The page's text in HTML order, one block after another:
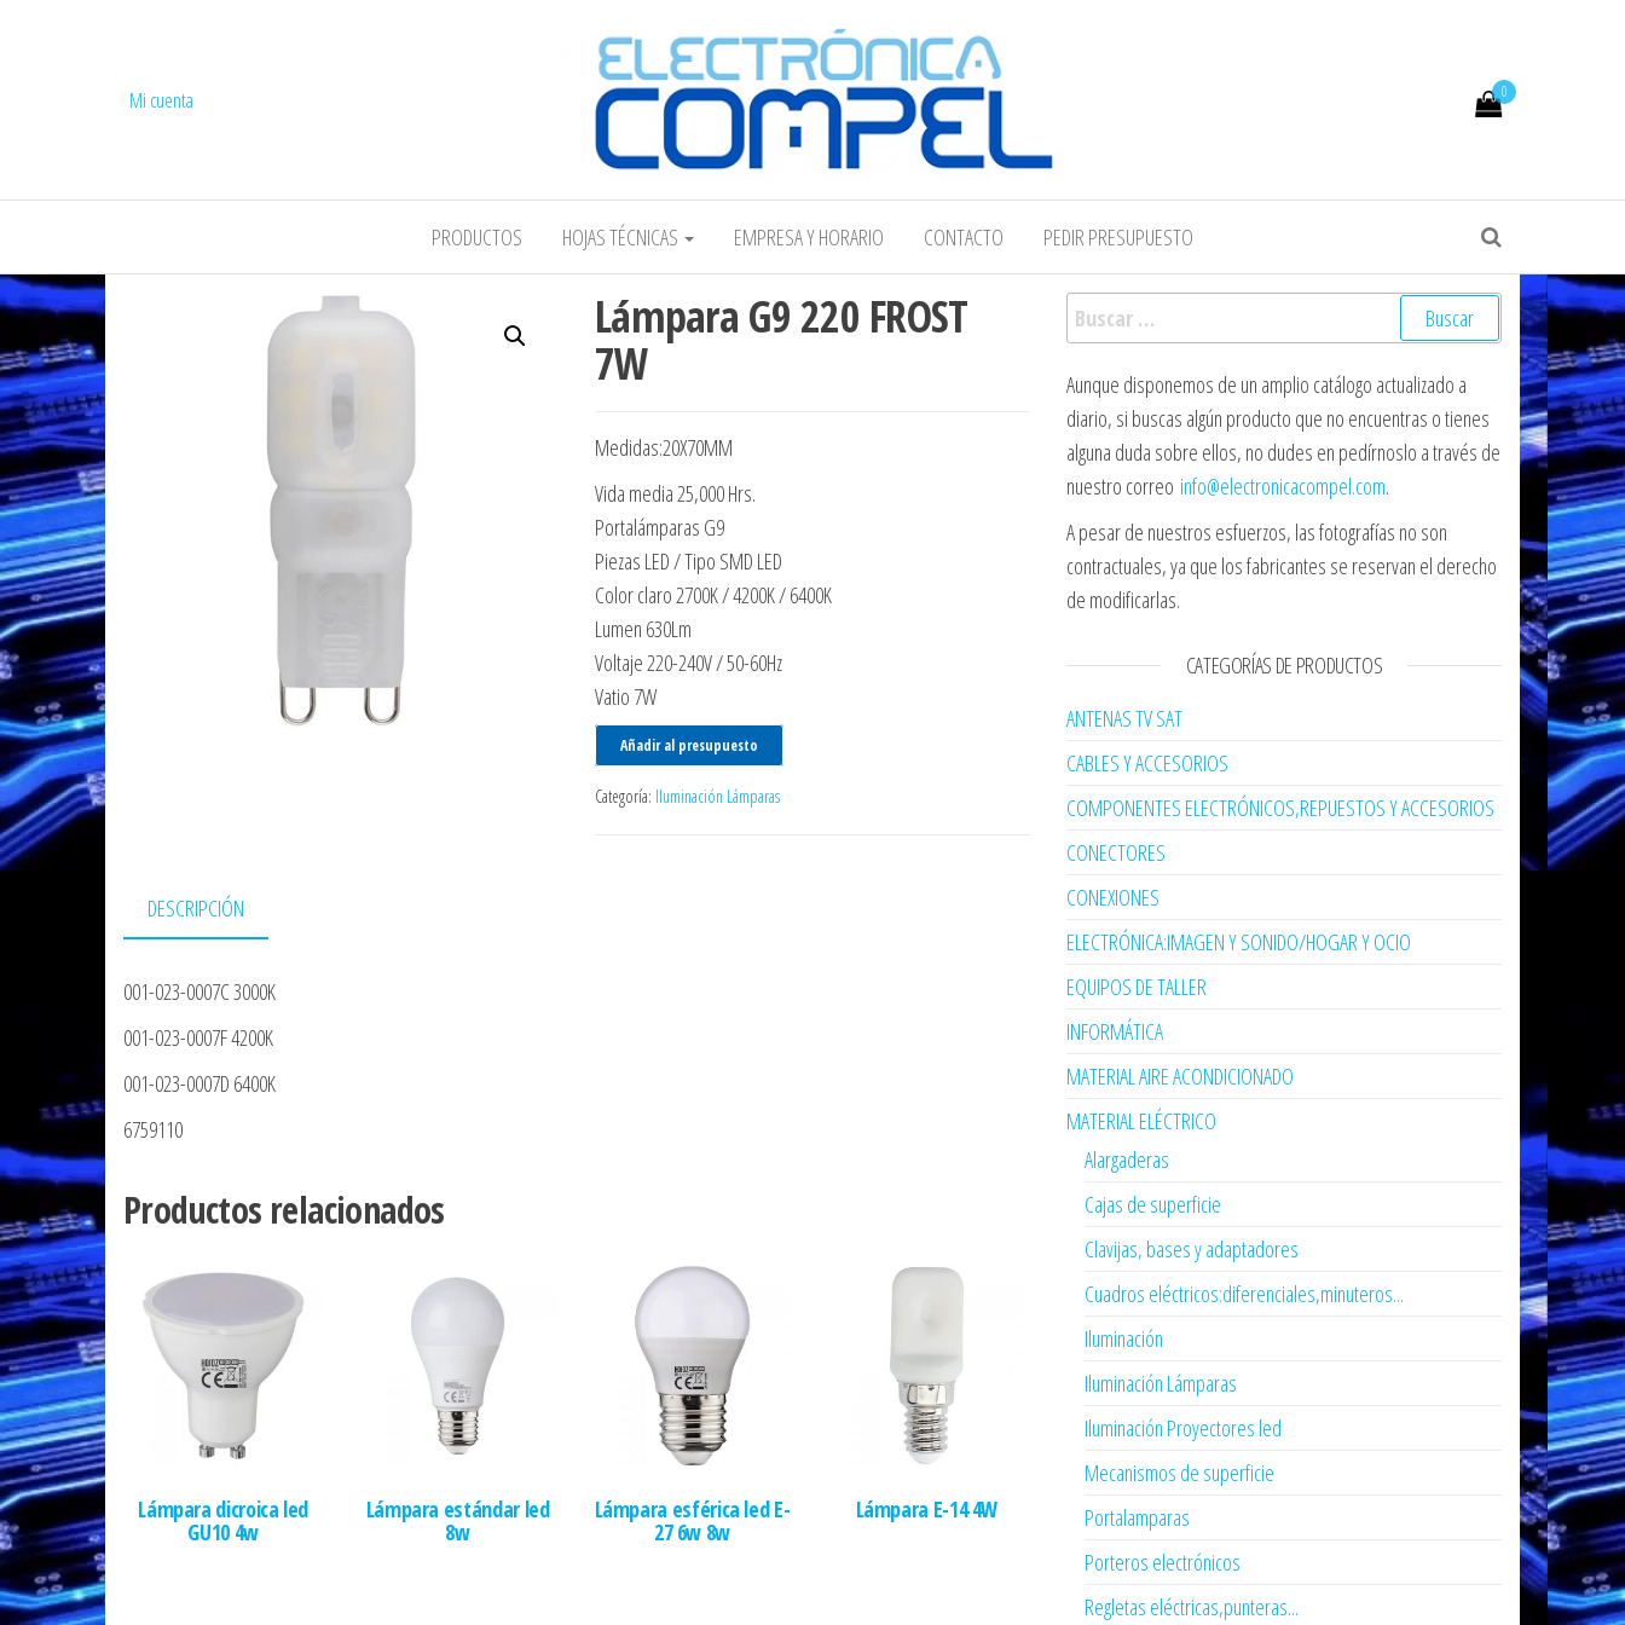
COMPEL Electrónica COMPEL
0
Mi cuenta
PRODUCTOS HOJAS TÉCNICAS EMPRESA Y HORARIO CONTACTO PEDIR PRESUPUESTO
Lámpara G9 220 FROST
7W
Medidas:20X70MM
Vida media 25,000 Hrs.
Portalámparas G9
Piezas LED / Tipo SMD LED
Color claro 2700K / 4200K / 6400K
Lumen 630Lm
Voltaje 220-240V / 50-60Hz
Vatio 7W
Añadir al presupuesto
Categoría: Iluminación Lámparas
DESCRIPCIÓN
001-023-0007C 3000K
001-023-0007F 4200K
001-023-0007D 6400K
6759110
Productos relacionados
Lámpara dicroica led
GU10 4w
Lámpara estándar led
8w
Lámpara esférica led E-
27 6w 8w
Lámpara E-14 4W
Buscar:
Aunque disponemos de un amplio catálogo actualizado a
diario, si buscas algún producto que no encuentras o tienes
alguna duda sobre ellos, no dudes en pedírnoslo a través de
nuestro correo info@electronicacompel.com.
A pesar de nuestros esfuerzos, las fotografías no son
contractuales, ya que los fabricantes se reservan el derecho
de modificarlas.
CATEGORÍAS DE PRODUCTOS
ANTENAS TV SAT
CABLES Y ACCESORIOS
COMPONENTES ELECTRÓNICOS,REPUESTOS Y ACCESORIOS
CONECTORES
CONEXIONES
ELECTRÓNICA:IMAGEN Y SONIDO/HOGAR Y OCIO
EQUIPOS DE TALLER
INFORMÁTICA
MATERIAL AIRE ACONDICIONADO
MATERIAL ELÉCTRICO
Alargaderas
Cajas de superficie
Clavijas, bases y adaptadores
Cuadros eléctricos:diferenciales,minuteros...
Iluminación
Iluminación Lámparas
Iluminación Proyectores led
Mecanismos de superficie
Portalamparas
Porteros electrónicos
Regletas eléctricas,punteras...